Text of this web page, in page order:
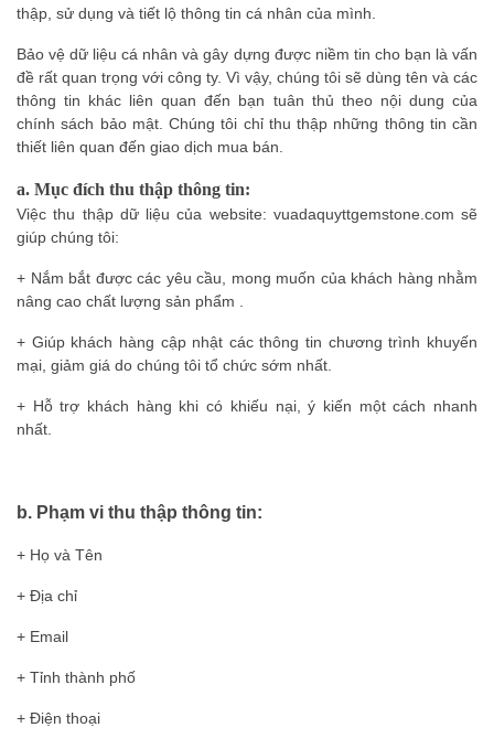
thập, sử dụng và tiết lộ thông tin cá nhân của mình.
Bảo vệ dữ liệu cá nhân và gây dựng được niềm tin cho bạn là vấn
đề rất quan trọng với công ty. Vì vậy, chúng tôi sẽ dùng tên và các
thông tin khác liên quan đến bạn tuân thủ theo nội dung của
chính sách bảo mật. Chúng tôi chỉ thu thập những thông tin cần
thiết liên quan đến giao dịch mua bán.
a. Mục đích thu thập thông tin:
Việc thu thập dữ liệu của website: vuadaquyttgemstone.com sẽ
giúp chúng tôi:
+ Nắm bắt được các yêu cầu, mong muốn của khách hàng nhằm
nâng cao chất lượng sản phẩm .
+ Giúp khách hàng cập nhật các thông tin chương trình khuyến
mại, giảm giá do chúng tôi tổ chức sớm nhất.
+ Hỗ trợ khách hàng khi có khiếu nại, ý kiến một cách nhanh
nhất.
b. Phạm vi thu thập thông tin:
+ Họ và Tên
+ Địa chỉ
+ Email
+ Tỉnh thành phố
+ Điện thoại